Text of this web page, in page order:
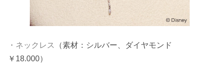
・ ネックレス
（素材：シルバー、ダイヤモンド
￥18.000）